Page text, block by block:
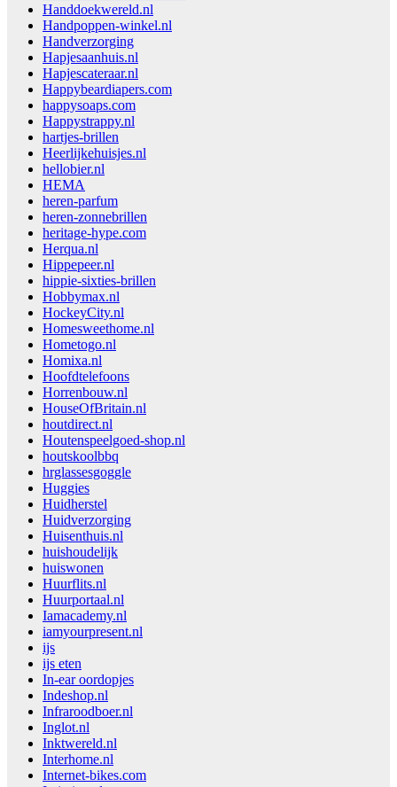
Handdoekwereld.nl
Handpoppen-winkel.nl
Handverzorging
Hapjesaanhuis.nl
Hapjescateraar.nl
Happybeardiapers.com
happysoaps.com
Happystrappy.nl
hartjes-brillen
Heerlijkehuisjes.nl
hellobier.nl
HEMA
heren-parfum
heren-zonnebrillen
heritage-hype.com
Herqua.nl
Hippepeer.nl
hippie-sixties-brillen
Hobbymax.nl
HockeyCity.nl
Homesweethome.nl
Hometogo.nl
Homixa.nl
Hoofdtelefoons
Horrenbouw.nl
HouseOfBritain.nl
houtdirect.nl
Houtenspeelgoed-shop.nl
houtskoolbbq
hrglassesgoggle
Huggies
Huidherstel
Huidverzorging
Huisenthuis.nl
huishoudelijk
huiswonen
Huurflits.nl
Huurportaal.nl
Iamacademy.nl
iamyourpresent.nl
ijs
ijs eten
In-ear oordopjes
Indeshop.nl
Infraroodboer.nl
Inglot.nl
Inktwereld.nl
Interhome.nl
Internet-bikes.com